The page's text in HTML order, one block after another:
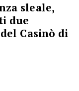
sleale,
due
Casinò di